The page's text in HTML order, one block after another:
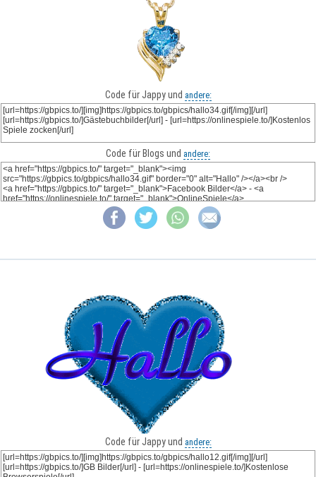
Code für Jappy und andere:
Code für Blogs und andere:
Code für Jappy und andere: